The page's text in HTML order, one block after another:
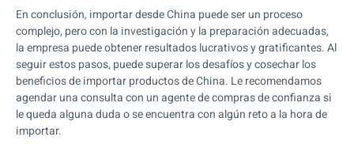
En conclusión, importar desde China puede ser un proceso
complejo, pero con la investigación y la preparación adecuadas,
la empresa puede obtener resultados lucrativos y gratificantes. Al
seguir estos pasos, puede superar los desafíos y cosechar los
beneficios de importar productos de China. Le recomendamos
agendar una consulta con un agente de compras de confianza si
le queda alguna duda o se encuentra con algún reto a la hora de
importar.